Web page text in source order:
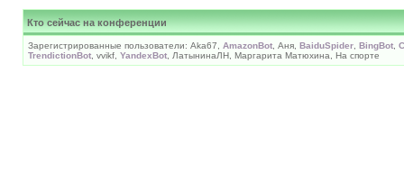
Кто сейчас на конференции
Зарегистрированные пользователи: Aka67, AmazonBot , Аня, BaiduSpider BingBot
TrendictionBot , vvikf, YandexBot , ЛатынинаЛН, Маргарита Матюхина, На спорте